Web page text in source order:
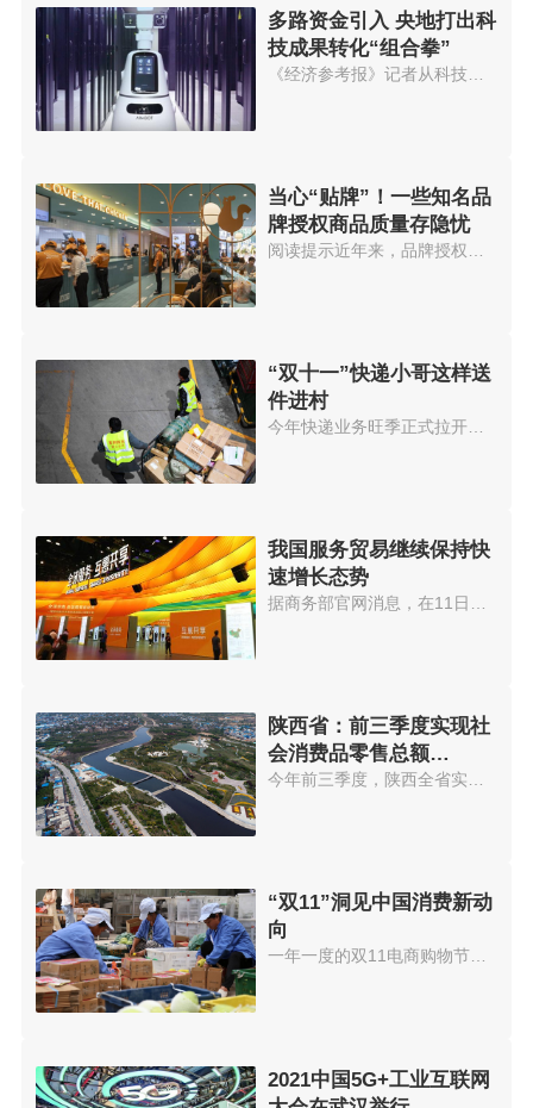
多路资金引入 央地打出科
技成果转化“组合拳”
当心“贴牌”！一些知名品
牌授权商品质量存隐忧
“双十一”快递小哥这样送
件进村
今年快递业务旺季正式拉开帷幕。...
我国服务贸易继续保持快
速增长态势
陕西省：前三季度实现社
会消费品零售总额
7415.78亿元
今年前三季度，陕西全省实现社会...
“双11”洞见中国消费新动
向
一年一度的双11电商购物节，再次...
2021中国5G+工业互联网